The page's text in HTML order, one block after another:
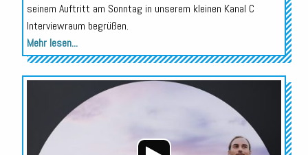
seinem Auftritt am Sonntag in unserem kleinen Kanal C
Interviewraum begrüßen.
Mehr lesen...
Audio-
Player